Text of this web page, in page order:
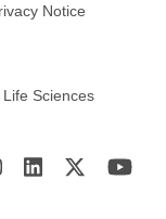
Notice
Sciences